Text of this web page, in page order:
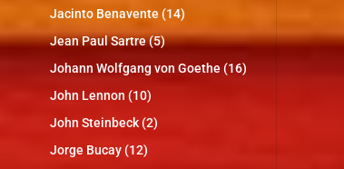
Jacinto Benavente (14)
Jean Paul Sartre(5)
Johann Wolfgang von Goethe (16)
John Lennon (10)
John Steinbeck(2)
Jorge Bucay (12)